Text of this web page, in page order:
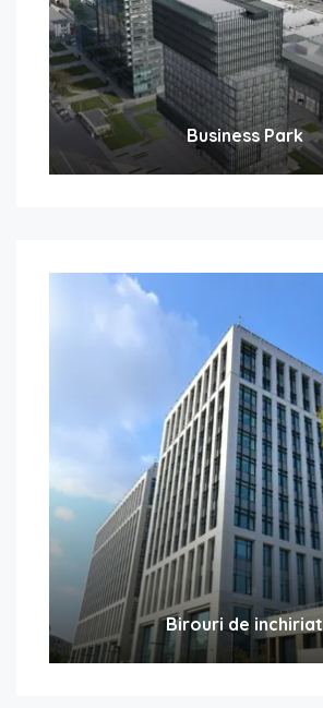
Business Park
Birouri de inchiriat